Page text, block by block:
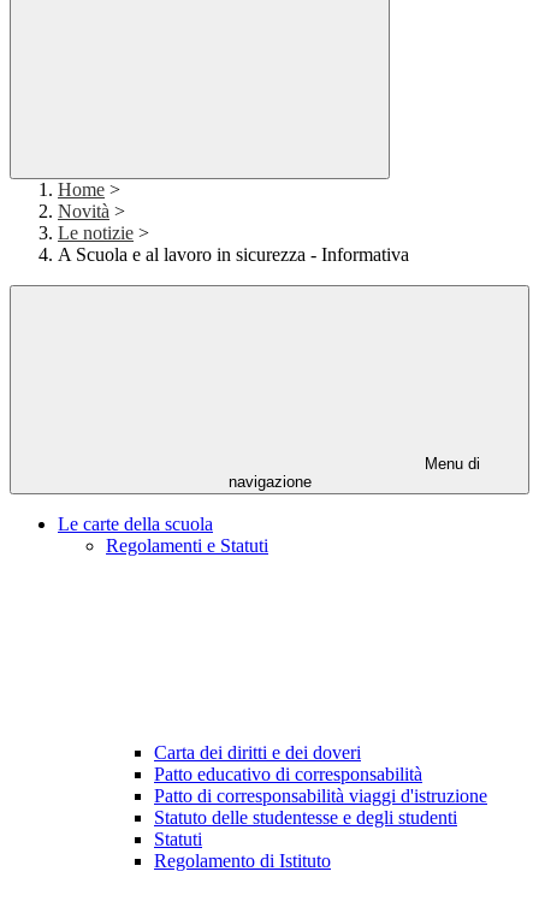
Home >
Novità >
Le notizie >
A Scuola e al lavoro in sicurezza - Informativa
Menu di
navigazione
Le carte della scuola
Regolamenti e Statuti
Carta dei diritti e dei doveri
Patto educativo di corresponsabilità
Patto di corresponsabilità viaggi d'istruzione
Statuto delle studentesse e degli studenti
Statuti
Regolamento di Istituto